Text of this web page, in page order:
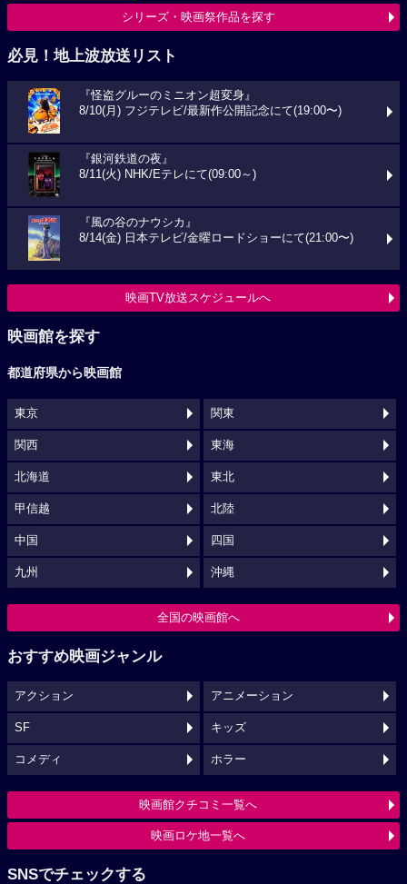
シリーズ・映画祭作品を探す
必見！地上波放送リスト
『怪盗グルーのミニオン超変身』
8/10(月) フジテレビ/最新作公開記念にて(19:00〜)
『銀河鉄道の夜』
8/11(火) NHK/Eテレにて(09:00～)
『風の谷のナウシカ』
8/14(金) 日本テレビ/金曜ロードショーにて(21:00〜)
映画TV放送スケジュールへ
映画館を探す
都道府県から映画館
東京 関東
関西 東海
北海道 東北
甲信越 北陸
中国 四国
九州 沖縄
全国の映画館へ
おすすめ映画ジャンル
アクション アニメーション
SF キッズ
コメディ ホラー
映画館クチコミ一覧へ
映画ロケ地一覧へ
SNSでチェックする